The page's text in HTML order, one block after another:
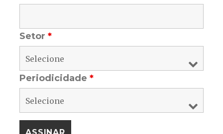
Setor*
Periodicidade*